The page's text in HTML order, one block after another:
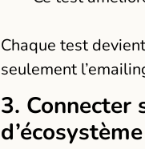
Chaque test
seulement
3. Connecter
d’écosystème